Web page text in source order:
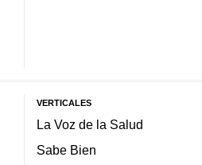
VERTICALES
La Voz de la Salud
Sabe Bien